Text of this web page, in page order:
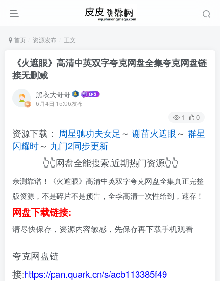
首页 资源发布 正文
《火遮眼》高清中英双字夸克网盘全集夸克网盘链
接无删减
黑衣大哥哥
6月4日 15:06发布
1 0
资源下载： 周星驰功夫女足 ～ 谢苗火遮眼～ 群星
闪耀时～ 九门2同步更新
👆👆网盘全能搜索,近期热门资源👆👆
亲测靠谱！《火遮眼》高清中英双字夸克网盘全集真正完整
版资源，不是碎片不是预告，全季高清一次性给到，速存！
网盘下载链接:
请尽快保存，资源内容敏感，先保存再下载手机观看
夸克网盘链
接:https://pan.quark.cn/s/acb113385f49